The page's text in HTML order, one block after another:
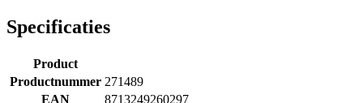
Specificaties
Product
Productnummer 271489
EAN
8713249260297